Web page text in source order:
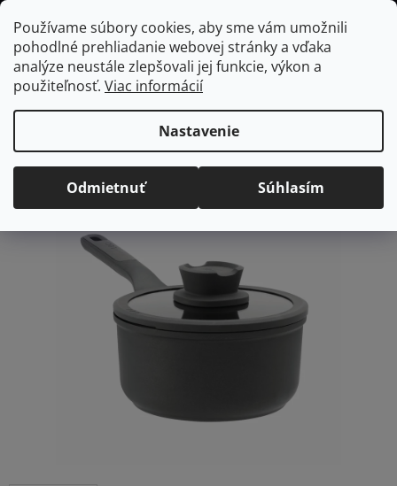
Používame súbory cookies, aby sme vám umožnili
pohodlné prehliadanie webovej stránky a vďaka
analýze neustále zlepšovali jej funkcie, výkon a
použiteľnosť. Viac informácií
Nastavenie
Odmietnuť Súhlasím
Prejsť
na
obsah
Hľadať
Domov
/ Kuchyňa Berghoff Rajnica 18cm s pokrievkou
Berghoff Rajnica 18cm s
pokrievkou
Priemerné
hodnotenie
produktu
je
NeohodnotenéPodrobnosti hodnotenia